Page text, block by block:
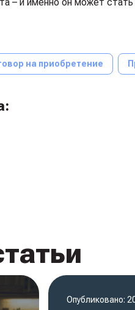
на приобретение
Опубликовано: